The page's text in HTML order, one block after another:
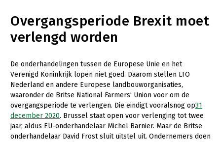
Goed eten
Mooi groen
Sterk ondernemerschap
Transitiepaden
Thema’s
Gezonde planten
Gezonde dieren
Overgangsperiode Brexit moet
verlengd worden
De onderhandelingen tussen de Europese Unie en het
Verenigd Koninkrijk lopen niet goed. Daarom stellen LTO
Nederland en andere Europese landbouworganisaties,
waaronder de Britse National Farmers’ Union voor om de
overgangsperiode te verlengen. Die eindigt vooralsnog op31
december 2020. Brussel staat open voor verlenging tot twee
jaar, aldus EU-onderhandelaar Michel Barnier. Maar de Britse
onderhandelaar David Frost sluit uitstel uit. Ondernemers doen